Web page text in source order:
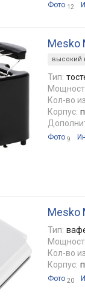
Фото 12
Mesko
высокий
Тип:
Кол-во
Корпус:
Фото 9
Mesko
Тип:
Кол-во
Корпус:
Фото 20